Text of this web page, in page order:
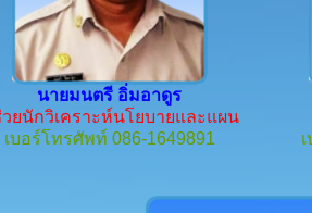
นายมนตรี อิ่มอาดูร
ยนักวิเคราะห์นโยบายและแผน
เบอร์โทรศัพท์ 086-1649891